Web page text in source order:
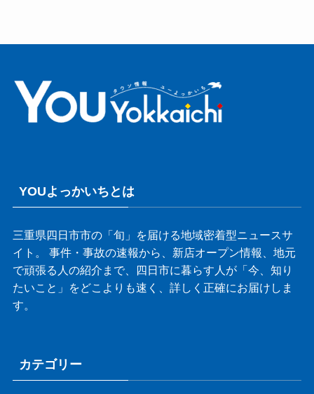
YOUよっかいちとは
三重県四日市市の「旬」を届ける地域密着型ニュースサ
イト。 事件・事故の速報から、新店オープン情報、地元
で頑張る人の紹介まで、四日市に暮らす人が「今、知り
たいこと」をどこよりも速く、詳しく正確にお届けしま
す。
カテゴリー